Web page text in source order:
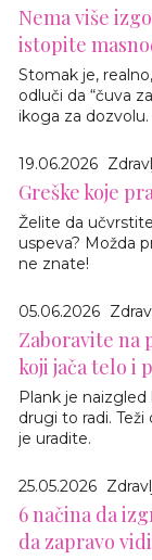
Nema više
istopite
Stomak je,
odluči da “čuva
ikoga za dozvolu.
19.06.2026
Greške koje
Želite da
uspeva? Možda
ne znate!
05.06.2026
Zaboravite
koji jača telo i
Plank je
drugi to radi.
je uradite.
25.05.2026
6 načina da
da zapravo